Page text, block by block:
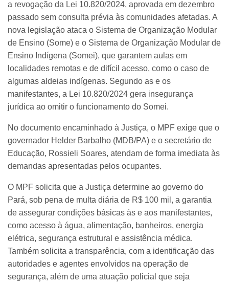
a revogação da Lei 10.820/2024, aprovada em dezembro
passado sem consulta prévia às comunidades afetadas. A
nova legislação ataca o Sistema de Organização Modular
de Ensino (Some) e o Sistema de Organização Modular de
Ensino Indígena (Somei), que garantem aulas em
localidades remotas e de difícil acesso, como o caso de
algumas aldeias indígenas. Segundo as e os
manifestantes, a Lei 10.820/2024 gera insegurança
jurídica ao omitir o funcionamento do Somei.
No documento encaminhado à Justiça, o MPF exige que o
governador Helder Barbalho (MDB/PA) e o secretário de
Educação, Rossieli Soares, atendam de forma imediata às
demandas apresentadas pelos ocupantes.
O MPF solicita que a Justiça determine ao governo do
Pará, sob pena de multa diária de R$ 100 mil, a garantia
de assegurar condições básicas às e aos manifestantes,
como acesso à água, alimentação, banheiros, energia
elétrica, segurança estrutural e assistência médica.
Também solicita a transparência, com a identificação das
autoridades e agentes envolvidos na operação de
segurança, além de uma atuação policial que seja